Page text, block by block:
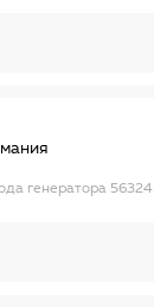
генератора 56324